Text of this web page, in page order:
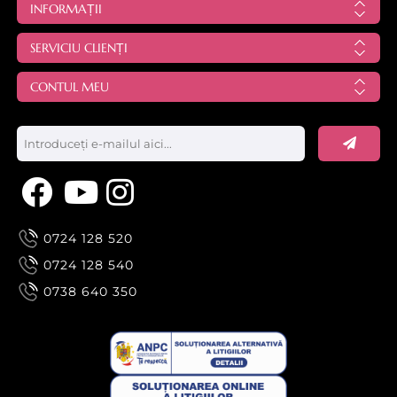
INFORMAȚII
SERVICIU CLIENȚI
CONTUL MEU
0724 128 520
0724 128 540
0738 640 350